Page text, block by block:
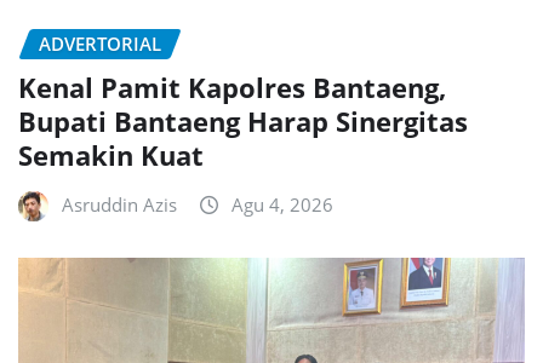
ADVERTORIAL
Kenal Pamit Kapolres Bantaeng,
Bupati Bantaeng Harap Sinergitas
Semakin Kuat
Asruddin Azis Agu 4, 2026